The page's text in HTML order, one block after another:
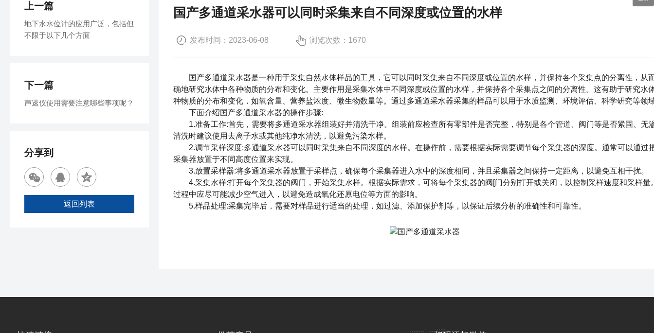
国产多通道采水器可以同时采集来自不同深度或位置的水样
发布时间：2023-06-08 浏览次数：1670
国产多通道采水器是一种用于采集自然水体样品的工具，它可以同时采集来自不同深度或位置的水样，并保持各个采集点的分离性，从
确地研究水体中各种物质的分布和变化。主要作用是采集水体中不同深度或位置的水样，并保持各个采集点之间的分离性。这有助于研究水
种物质的分布和变化，如氧含量、营养盐浓度、微生物数量等。通过多通道采水器采集的样品可以用于水质监测、环境评估、科学研究等领
下面介绍国产多通道采水器的操作步骤:
1.准备工作:首先，需要将多通道采水器组装好并清洗干净。组装前应检查所有零部件是否完整，特别是各个管道、阀门等是否紧固、无
清洗时建议使用去离子水或其他纯净水清洗，以避免污染水样。
2.调节采样深度:多通道采水器可以同时采集来自不同深度的水样。在操作前，需要根据实际需要调节每个采集器的深度。通常可以通过
采集器放置于不同高度位置来实现。
3.放置采样器:将多通道采水器放置于采样点，确保每个采集器进入水中的深度相同，并且采集器之间保持一定距离，以避免互相干扰。
4.采集水样:打开每个采集器的阀门，开始采集水样。根据实际需求，可将每个采集器的阀[门分别打开或关闭，以控制采样速度和采样量
过程中应尽可能减少空气进入，以避免造成氧化还原电位等方面的影响。
5.样品处理:采集完毕后，需要对样品进行适当的处理，如过滤、添加保护剂等，以保证后续分析的准确性和可靠性。
上一篇
地下水水位计的应用广泛，包括但
不限于以下几个方面
下一篇
声速仪使用需要注意哪些事项呢？
分享到
返回列表